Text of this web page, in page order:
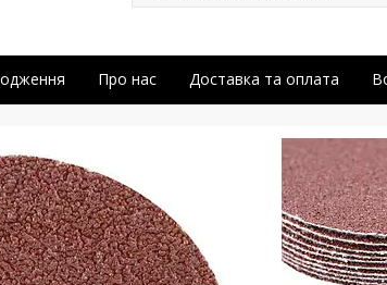
Про нас Доставка та оплата